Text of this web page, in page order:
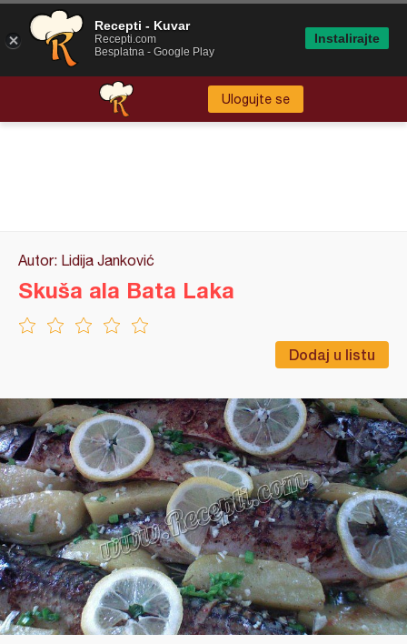
Ulogujte se
Autor: Lidija Janković
Dodaj u listu
Skuša ala Bata Laka
Recepti - Kuvar
Recepti.com
Besplatna - Google Play
Instalirajte